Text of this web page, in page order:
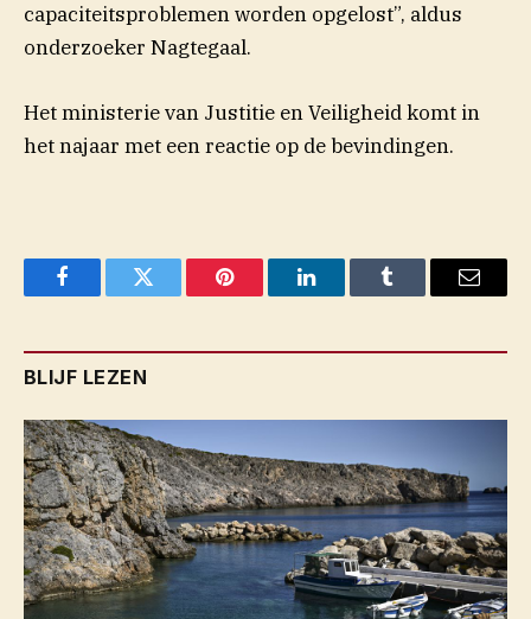
capaciteitsproblemen worden opgelost”, aldus
onderzoeker Nagtegaal.
Het ministerie van Justitie en Veiligheid komt in
het najaar met een reactie op de bevindingen.
FacebookTwitter Pinterest LinkedInTumblr Email
BLIJF LEZEN